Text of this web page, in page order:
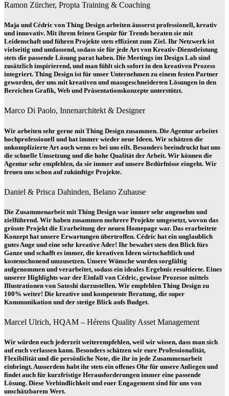
Ramon Zürcher, Propta Training & Coaching
Maja und Cédric von Thing Design arbeiten äusserst professionell, kreativ
und innovativ. Mit ihrem feinen Gespür für Trends beraten sie mit
Leidenschaft und führen Projekte stets effizient zum Ziel. Ihr Netzwerk ist
vielseitig und umfassend, sodass sie für jede Art von Kreativ-Dienstleistung
stets die passende Lösung parat haben. Die Meetings im Design Lab sind
zusätzlich inspirierend, und man fühlt sich sofort in den kreativen Prozess
integriert. Thing Design ist für unser Unternehmen zu einem festen Partner
geworden, der uns mit kreativen und massgeschneiderten Lösungen in den
Bereichen Grafik, Web und Präsentationskonzepte unterstützt.
Marco Di Paolo, Innenarchitekt & Designer
Wir arbeiten sehr gerne mit Thing Design zusammen. Die Agentur arbeitet
hochprofessionell und hat immer wieder neue Ideen. Wir schätzen die
unkomplizierte Art auch wenn es bei uns eilt. Besonders beeindruckt hat uns
die schnelle Umsetzung und die hohe Qualität der Arbeit. Wir können die
Agentur sehr empfehlen, da sie immer auf unsere Bedürfnisse eingeht. Wir
freuen uns schon auf zukünftige Projekte.
Daniel & Prisca Dahinden, Belano Zuhause
Die Zusammenarbeit mit Thing Design war immer sehr angenehm und
zielführend. Wir haben zusammen mehrere Projekte umgesetzt, wovon das
grösste Projekt die Erarbeitung der neuen Homepage war. Das erarbeitete
Konzept hat unsere Erwartungen übertroffen. Cédric hat ein unglaublich
gutes Auge und eine sehr kreative Ader! Ihr bewahrt stets den Blick fürs
Ganze und schafft es immer, die kreativen Ideen wirtschaftlich und
kostenschonend umzusetzen. Unsere Wünsche wurden sorgfältig
aufgenommen und verarbeitet, sodass ein ideales Ergebnis resultierte. Eines
unserer Highlights war der Einfall von Cédric, gewisse Prozesse mittels
Illustrationen von Satoshi darzustellen. Wir empfehlen Thing Design zu
100% weiter! Die kreative und kompetente Beratung, die super
Kommunikation und der stetige Blick aufs Budget.
Marcel Ulrich, HQAM – Hérens Quality Asset Management
Wir würden euch jederzeit weiterempfehlen, weil wir wissen, dass man sich
auf euch verlassen kann. Besonders schätzen wir eure Professionalität,
Flexibilität und die persönliche Note, die ihr in jede Zusammenarbeit
einbringt. Ausserdem habt ihr stets ein offenes Ohr für unsere Anliegen und
findet auch für kurzfristige Herausforderungen immer eine passende
Lösung. Diese Verbindlichkeit und euer Engagement sind für uns von
unschätzbarem Wert.